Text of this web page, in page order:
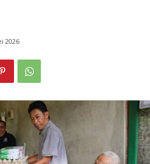
2026